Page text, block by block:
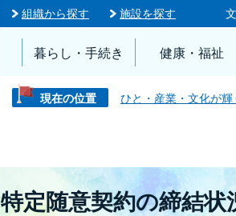
組織から探す 施設を探す
暮らし・手続き 健康・福祉
現在の位置 ひと・産業・文化が
特定随意契約の締結状